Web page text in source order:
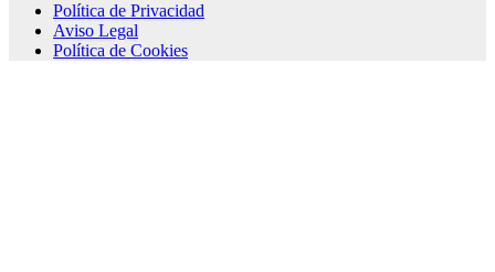
Política de Privacidad
Aviso Legal
Política de Cookies